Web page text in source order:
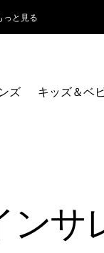
っと見る
ズ キッズ＆ベ
ンサ